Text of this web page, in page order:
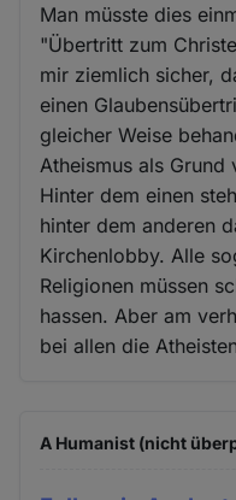
Man müsste dies
"Übertritt zum
mir ziemlich sicher,
einen
gleicher Weise
Atheismus als Grund
Hinter dem einen
hinter dem anderen
Kirchenlobby. Alle
Religionen müssen
hassen. Aber am
bei allen die
A Humanist (nicht